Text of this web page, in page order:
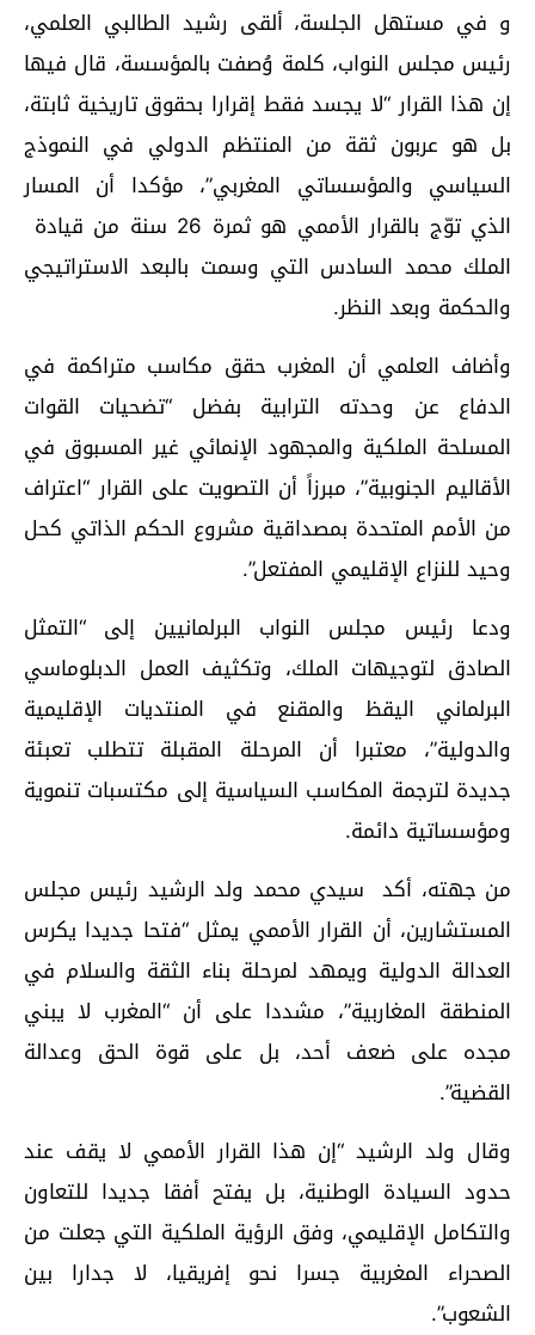
و في مستهل الجلسة، ألقى رشيد الطالبي العلمي،
رئيس مجلس النواب، كلمة وُصفت بالمؤسسة، قال فيها
إن هذا القرار “لا يجسد فقط إقرارا بحقوق تاريخية ثابتة،
بل هو عربون ثقة من المنتظم الدولي في النموذج
السياسي والمؤسساتي المغربي”، مؤكدا أن المسار
الذي توّج بالقرار الأممي هو ثمرة 26 سنة من قيادة
الملك محمد السادس التي وسمت بالبعد الاستراتيجي
والحكمة وبعد النظر.
وأضاف العلمي أن المغرب حقق مكاسب متراكمة في
الدفاع عن وحدته الترابية بفضل “تضحيات القوات
المسلحة الملكية والمجهود الإنمائي غير المسبوق في
الأقاليم الجنوبية”، مبرزاً أن التصويت على القرار “اعتراف
من الأمم المتحدة بمصداقية مشروع الحكم الذاتي كحل
وحيد للنزاع الإقليمي المفتعل”.
ودعا رئيس مجلس النواب البرلمانيين إلى “التمثل
الصادق لتوجيهات الملك، وتكثيف العمل الدبلوماسي
البرلماني اليقظ والمقنع في المنتديات الإقليمية
والدولية”، معتبرا أن المرحلة المقبلة تتطلب تعبئة
جديدة لترجمة المكاسب السياسية إلى مكتسبات تنموية
ومؤسساتية دائمة.
من جهته، أكد سيدي محمد ولد الرشيد رئيس مجلس
المستشارين، أن القرار الأممي يمثل “فتحا جديدا يكرس
العدالة الدولية ويمهد لمرحلة بناء الثقة والسلام في
المنطقة المغاربية”، مشددا على أن “المغرب لا يبني
مجده على ضعف أحد، بل على قوة الحق وعدالة
القضية”.
وقال ولد الرشيد “إن هذا القرار الأممي لا يقف عند
حدود السيادة الوطنية، بل يفتح أفقا جديدا للتعاون
والتكامل الإقليمي، وفق الرؤية الملكية التي جعلت من
الصحراء المغربية جسرا نحو إفريقيا، لا جدارا بين
الشعوب”.